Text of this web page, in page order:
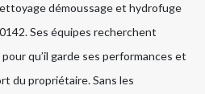
démoussage et hydrofuge
Ses équipes recherchent
qu’il garde ses performances et
du propriétaire. Sans les